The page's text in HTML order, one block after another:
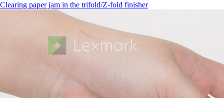
Clearing paper jam in the trifold/Z-fold finisher